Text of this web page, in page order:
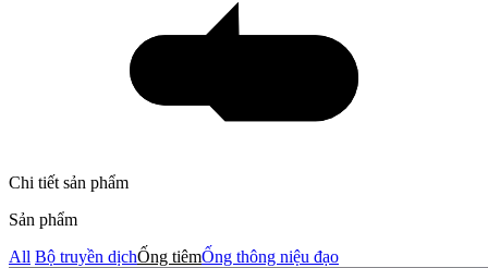
Chi tiết sản phẩm
Sản phẩm
All Bộ truyền dịchỐng tiêmỐng thông niệu đạo